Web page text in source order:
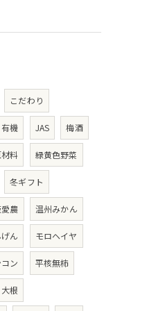
こだわり
有機 JAS 梅酒
料 緑黄色野菜
冬ギフト
農 温州みかん
ん モロヘイヤ
コン 平核無柿
大根